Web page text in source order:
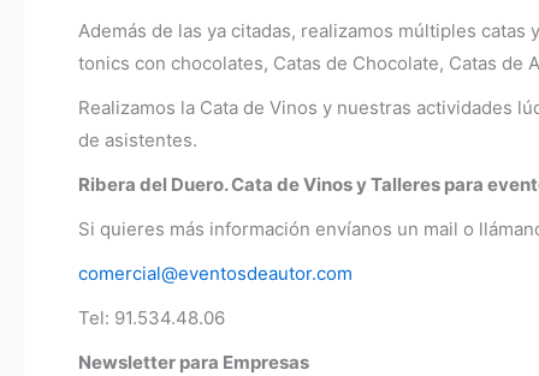
Además de las ya citadas, realizamos múltiples
tonics con chocolates, Catas de Chocolate, Catas de
Realizamos la Cata de Vinos y nuestras actividades
de asistentes.
Ribera del Duero. Cata de Vinos y Talleres para
Si quieres más información envíanos un mail o
comercial@eventosdeautor.com
Tel: 91.534.48.06
Newsletter para Empresas